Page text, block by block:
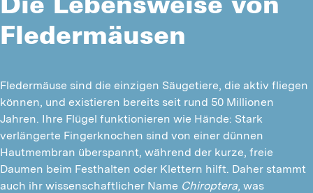
Fledermäusen
Fledermäuse sind die einzigen Säugetiere, die aktiv fliegen
können, und existieren bereits seit rund 50 Millionen
Jahren. Ihre Flügel funktionieren wie Hände: Stark
verlängerte Fingerknochen sind von einer dünnen
Hautmembran überspannt, während der kurze, freie
Daumen beim Festhalten oder Klettern hilft. Daher stammt
auch ihr wissenschaftlicher Name Chiroptera, was